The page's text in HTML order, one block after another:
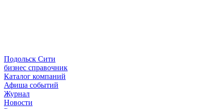
Подольск Сити
бизнес справочник
Каталог компаний
Афиша событий
Журнал
Новости